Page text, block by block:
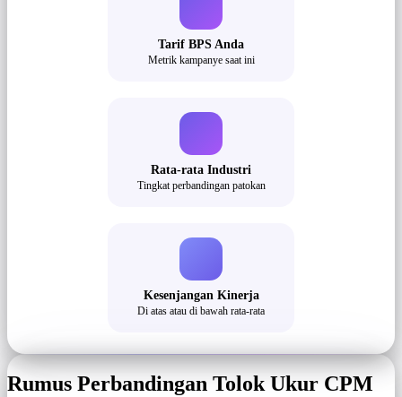
Tarif BPS Anda
Metrik kampanye saat ini
Rata-rata Industri
Tingkat perbandingan patokan
Kesenjangan Kinerja
Di atas atau di bawah rata-rata
Rumus Perbandingan Tolok Ukur CPM